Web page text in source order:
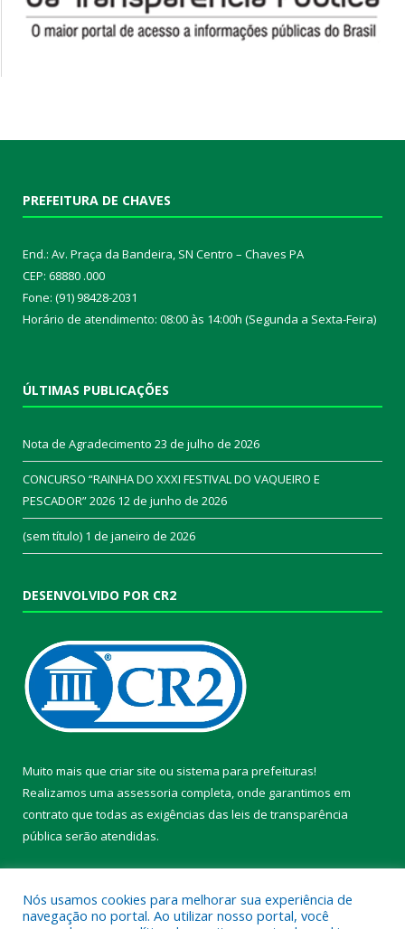
PREFEITURA DE CHAVES
End.: Av. Praça da Bandeira, SN Centro – Chaves PA
CEP: 68880 .000
Fone: (91) 98428-2031
Horário de atendimento: 08:00 às 14:00h (Segunda a Sexta-Feira)
ÚLTIMAS PUBLICAÇÕES
Nota de Agradecimento 23 de julho de 2026
CONCURSO “RAINHA DO XXXI FESTIVAL DO VAQUEIRO E
PESCADOR” 2026 12 de junho de 2026
(sem título) 1 de janeiro de 2026
DESENVOLVIDO POR CR2
Muito mais que criar site ou sistema para prefeituras!
Realizamos uma assessoria completa, onde garantimos em
contrato que todas as exigências das leis de transparência
pública serão atendidas.
Nós usamos cookies para melhorar sua experiência de
navegação no portal. Ao utilizar nosso portal, você